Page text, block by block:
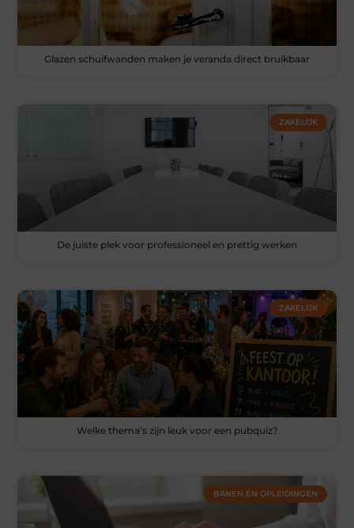
Glazen schuifwanden maken je veranda direct bruikbaar
ZAKELIJK
De juiste plek voor professioneel en prettig werken
ZAKELIJK
Welke thema’s zijn leuk voor een pubquiz?
BANEN EN OPLEIDINGEN